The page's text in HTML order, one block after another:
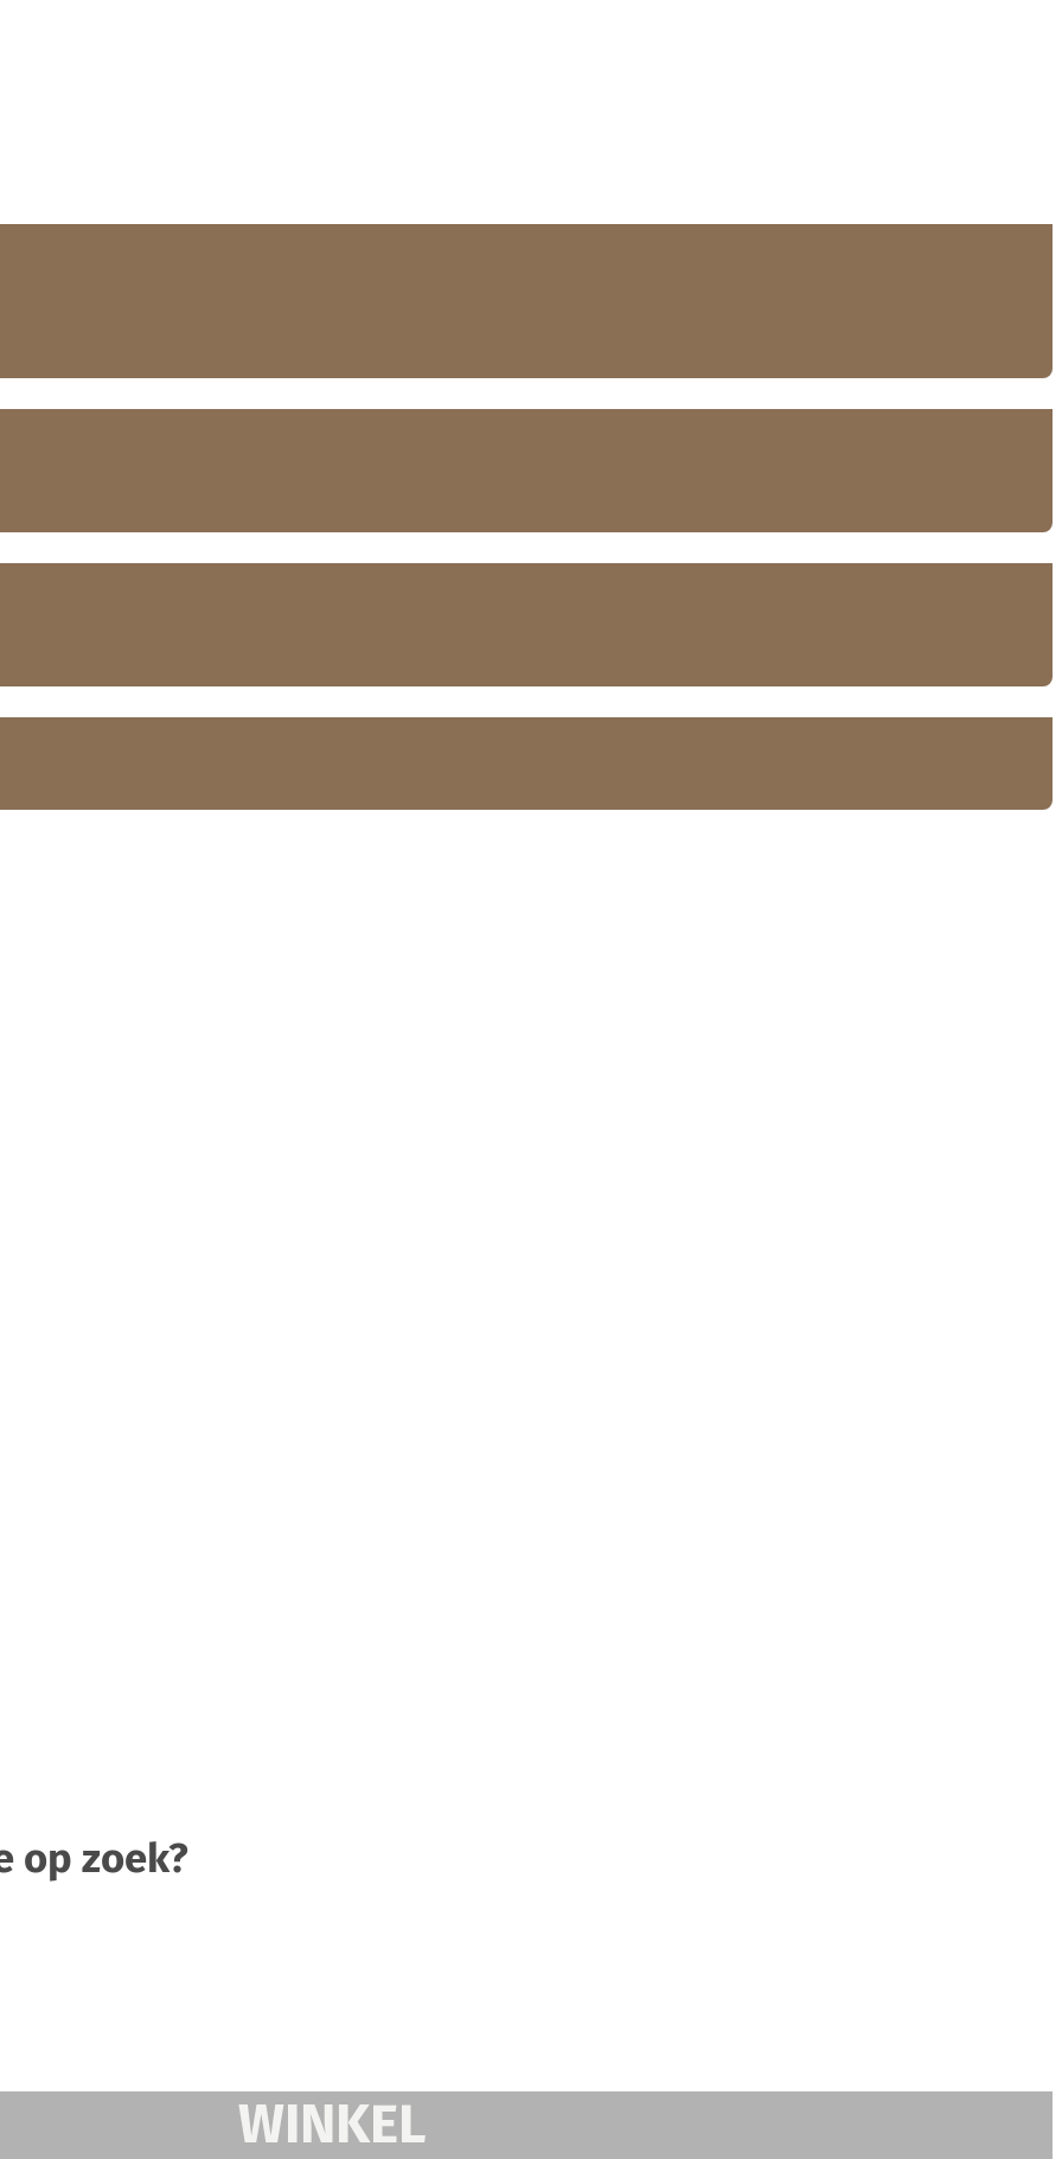
op zoek?
WINKEL